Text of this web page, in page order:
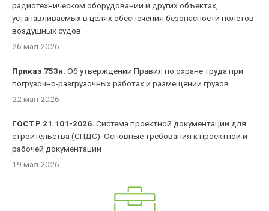
радиотехническом оборудовании и других объектах,
устанавливаемых в целях обеспечения безопасности полетов
воздушных судов'
26 мая 2026
Приказ 753н. Об утверждении Правил по охране труда при
погрузочно-разгрузочных работах и размещении грузов
22 мая 2026
ГОСТ Р 21.101-2026. Система проектной документации для
строительства (СПДС). Основные требования к проектной и
рабочей документации
19 мая 2026